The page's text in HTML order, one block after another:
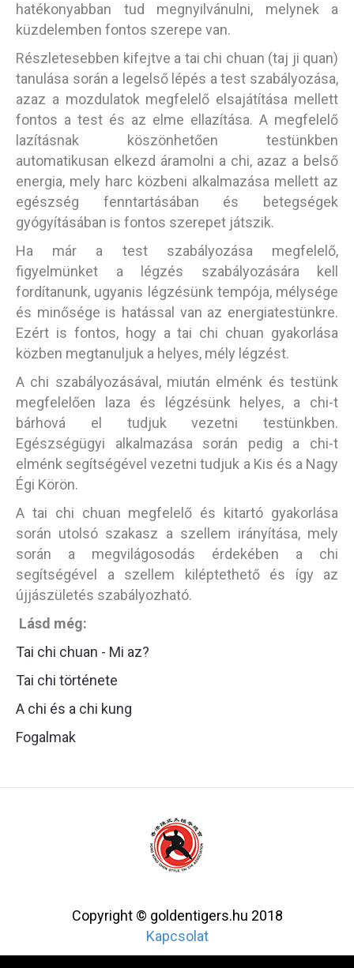
hatékonyabban tud megnyilvánulni, melynek a
küzdelemben fontos szerepe van.
Részletesebben kifejtve a tai chi chuan (taj ji quan)
tanulása során a legelső lépés a test szabályozása,
azaz a mozdulatok megfelelő elsajátítása mellett
fontos a test és az elme ellazítása. A megfelelő
lazításnak köszönhetően testünkben
automatikusan elkezd áramolni a chi, azaz a belső
energia, mely harc közbeni alkalmazása mellett az
egészség fenntartásában és betegségek
gyógyításában is fontos szerepet játszik.
Ha már a test szabályozása megfelelő,
figyelmünket a légzés szabályozására kell
fordítanunk, ugyanis légzésünk tempója, mélysége
és minősége is hatással van az energiatestünkre.
Ezért is fontos, hogy a tai chi chuan gyakorlása
közben megtanuljuk a helyes, mély légzést.
A chi szabályozásával, miután elménk és testünk
megfelelően laza és légzésünk helyes, a chi-t
bárhová el tudjuk vezetni testünkben.
Egészségügyi alkalmazása során pedig a chi-t
elménk segítségével vezetni tudjuk a Kis és a Nagy
Égi Körön.
A tai chi chuan megfelelő és kitartó gyakorlása
során utolsó szakasz a szellem irányítása, mely
során a megvilágosodás érdekében a chi
segítségével a szellem kiléptethető és így az
újjászületés szabályozható.
Lásd még:
Tai chi chuan - Mi az?
Tai chi története
A chi és a chi kung
Fogalmak
Copyright © goldentigers.hu 2018
Kapcsolat